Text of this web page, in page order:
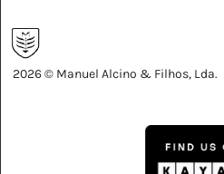
2026 © Manuel Alcino & Filhos, Lda.